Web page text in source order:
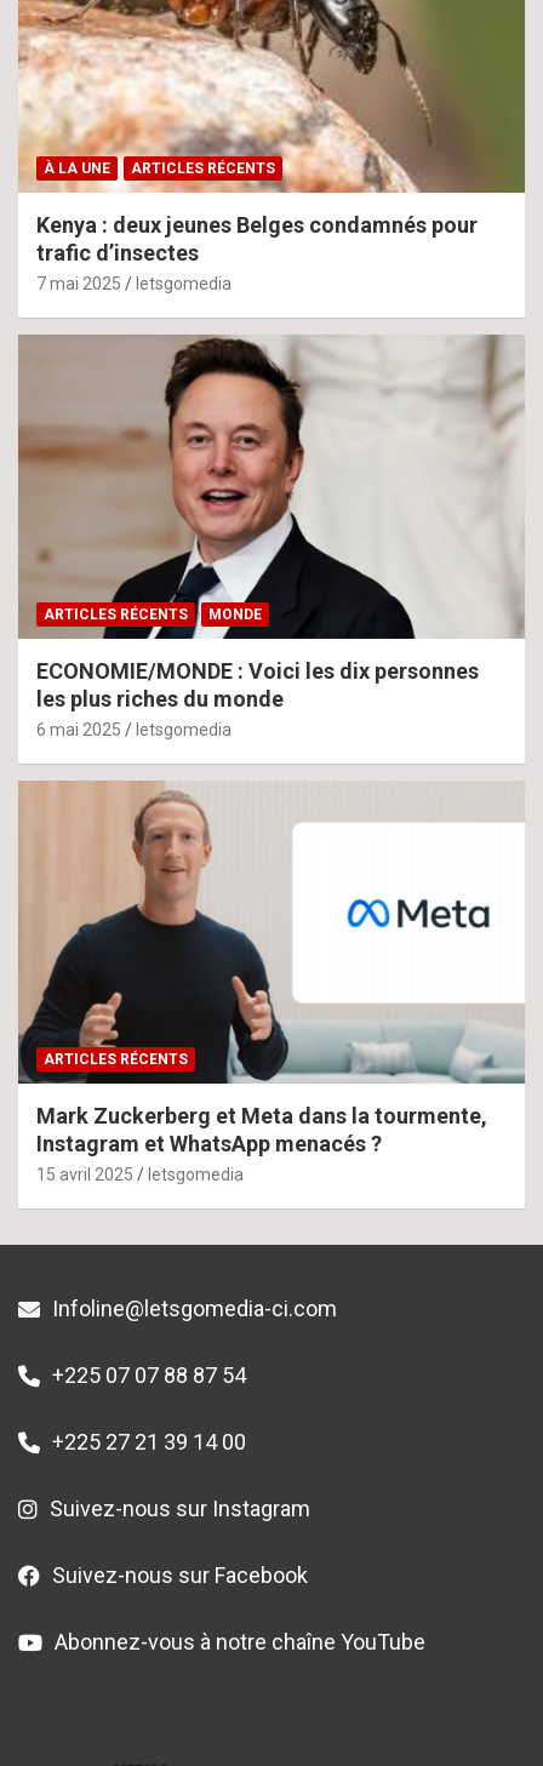
À LA UNE ARTICLES RÉCENTS
Kenya : deux jeunes Belges condamnés pour
trafic d’insectes
7 mai 2025 letsgomedia
ARTICLES RÉCENTS MONDE
ECONOMIE/MONDE : Voici les dix personnes
les plus riches du monde
6 mai 2025 letsgomedia
ARTICLES RÉCENTS
Mark Zuckerberg et Meta dans la tourmente,
Instagram et WhatsApp menacés ?
15 avril 2025 letsgomedia
Infoline@letsgomedia-ci.com
+225 07 07 88 87 54
+225 27 21 39 14 00
Suivez-nous sur Instagram
Suivez-nous sur Facebook
Abonnez-vous à notre chaîne YouTube